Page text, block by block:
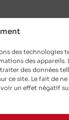
des technologies
des appareils.
des données
ce site. Le fait de ne
un effet négatif